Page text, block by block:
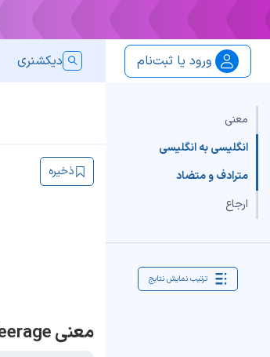
ورود یا ثبت‌نام دیکشنری
معنی
انگلیسی به انگلیسی
مترادف و متضاد
ارجاع
ترتیب نمایش نتایج
ذخیره
معنی steerage